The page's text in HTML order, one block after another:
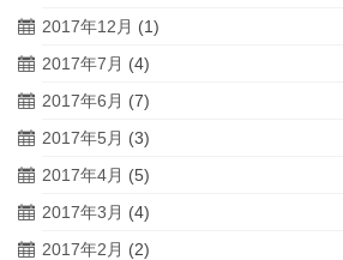
2017年12月 (1)
2017年7月 (4)
2017年6月 (7)
2017年5月 (3)
2017年4月 (5)
2017年3月 (4)
2017年2月 (2)